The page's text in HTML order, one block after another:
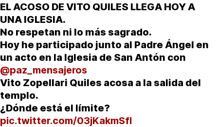
EL ACOSO DE VITO QUILES LLEGA HOY A
UNA IGLESIA.
No respetan ni lo más sagrado.
Hoy he participado junto al Padre Ángel en
un acto en la Iglesia de San Antón con
@paz_mensajeros
Vito Zopellari Quiles acosa a la salida del
templo.
¿Dónde está el límite?
pic.twitter.com/03jKakmSfI